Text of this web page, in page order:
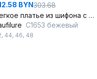
BYN303.68
Легкое платье из шифона с воланами и резинкой
C1653 бежевый
, 44, 46, 48